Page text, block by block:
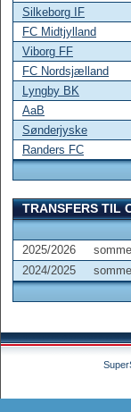
Silkeborg IF
FC Midtjylland
Viborg FF
FC Nordsjælland
Lyngby BK
AaB
Sønderjyske
Randers FC
TRANSFERS TIL
2025/2026
2024/2025